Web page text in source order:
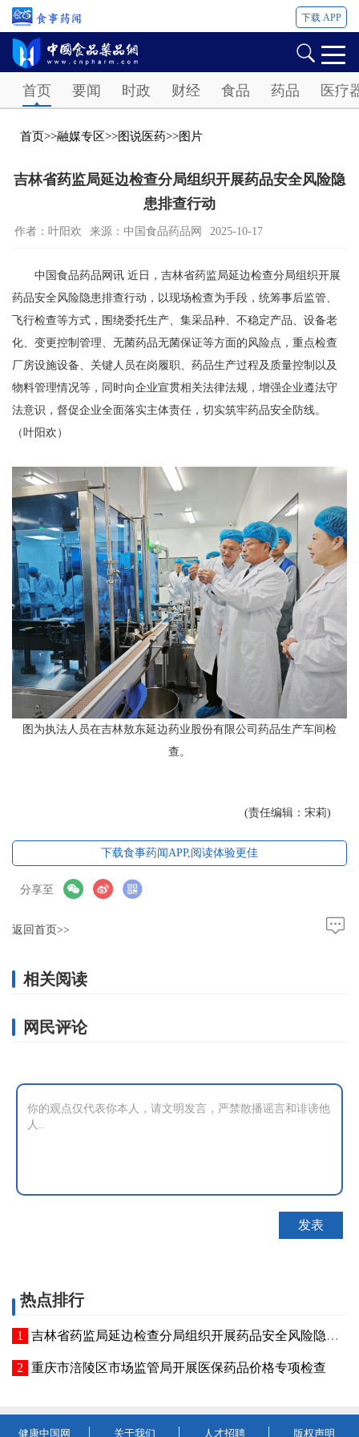
下载 APP
首页 要闻 时政 财经 食品 药品 医疗
首页>>融媒专区>>图说医药>>图片
吉林省药监局延边检查分局组织开展药品安全风险隐
患排查行动
作者：叶阳欢 来源：中国食品药品网 2025-10-17
中国食品药品网讯 近日，吉林省药监局延边检查分局组织开展
药品安全风险隐患排查行动，以现场检查为手段，统筹事后监管、
飞行检查等方式，围绕委托生产、集采品种、不稳定产品、设备老
化、变更控制管理、无菌药品无菌保证等方面的风险点，重点检查
厂房设施设备、关键人员在岗履职、药品生产过程及质量控制以及
物料管理情况等，同时向企业宣贯相关法律法规，增强企业遵法守
法意识，督促企业全面落实主体责任，切实筑牢药品安全防线。
（叶阳欢）
图为执法人员在吉林敖东延边药业股份有限公司药品生产车间检
查。
(责任编辑：宋莉)
下载食事药闻APP,阅读体验更佳
分享至
返回首页>>
相关阅读
网民评论
热点排行
吉林省药监局延边检查分局组织开展药品安全风险隐患排查行动
重庆市涪陵区市场监管局开展医保药品价格专项检查
健康中国网 关于我们 人才招聘 版权声明